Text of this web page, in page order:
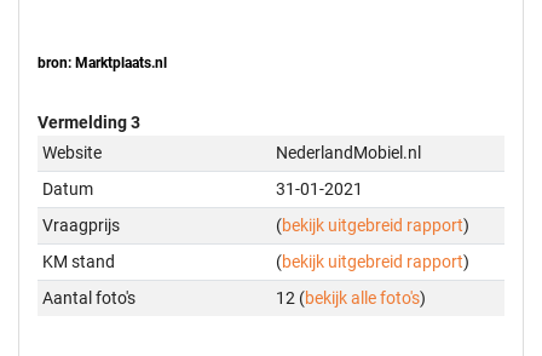
bron: Marktplaats.nl
Vermelding 3
Website
NederlandMobiel.nl
Datum
31-01-2021
Vraagprijs
(bekijk uitgebreid rapport)
KM stand
(bekijk uitgebreid rapport)
Aantal foto's
12 (bekijk alle foto's)